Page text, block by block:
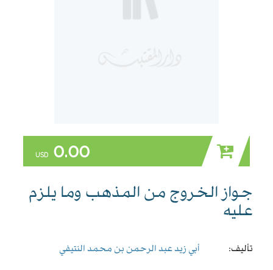
0.00
USD
جواز الخروج من المذهب وما يلزم
عليه
تأليف: أبي زيد عبد الرحمن بن محمد النتيفي